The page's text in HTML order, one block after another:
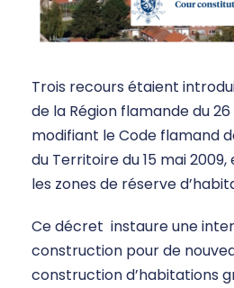
Trois recours étaient
de la Région flamande du 26
modifiant le Code flamand
du Territoire du 15 mai
les zones de réserve
Ce décret instaure une
construction pour de
construction d’habitations